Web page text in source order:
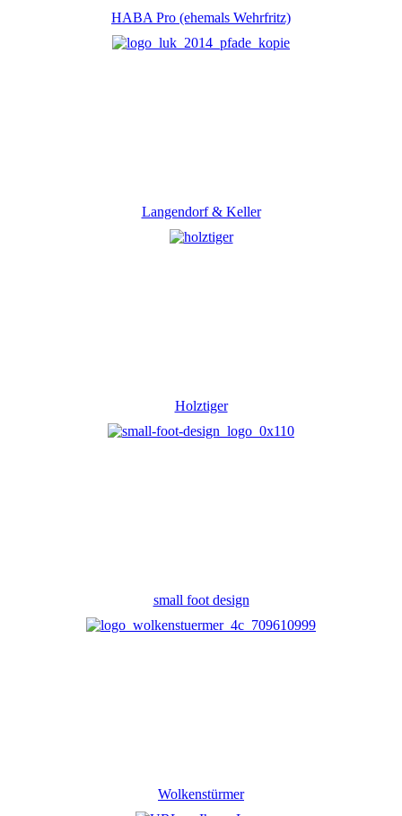
HABA Pro (ehemals Wehrfritz)
Langendorf & Keller
Holztiger
small foot design
Wolkenstürmer